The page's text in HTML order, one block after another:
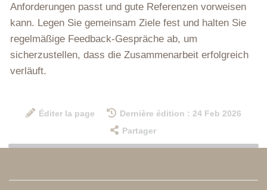
Anforderungen passt und gute Referenzen vorweisen
kann. Legen Sie gemeinsam Ziele fest und halten Sie
regelmäßige Feedback-Gespräche ab, um
sicherzustellen, dass die Zusammenarbeit erfolgreich
verläuft.
Éditer la page
Dernière édition : 24 Feb 2026
Partager